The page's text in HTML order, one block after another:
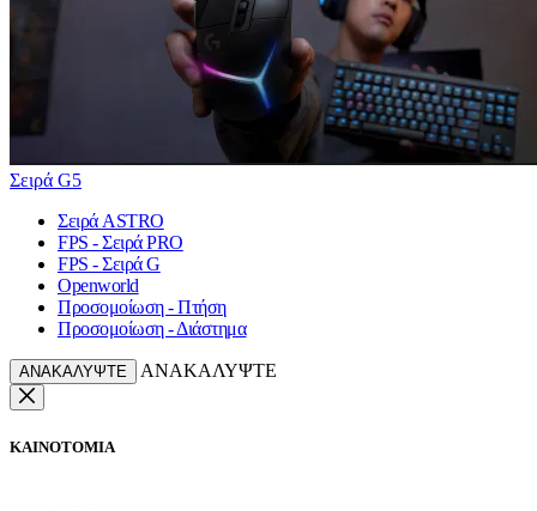
Σειρά G5
Σειρά ASTRO
FPS - Σειρά PRO
FPS - Σειρά G
Openworld
Προσομοίωση - Πτήση
Προσομοίωση - Διάστημα
ΑΝΑΚΑΛΥΨΤΕ ΑΝΑΚΑΛΥΨΤΕ
ΚΑΙΝΟΤΟΜΙΑ